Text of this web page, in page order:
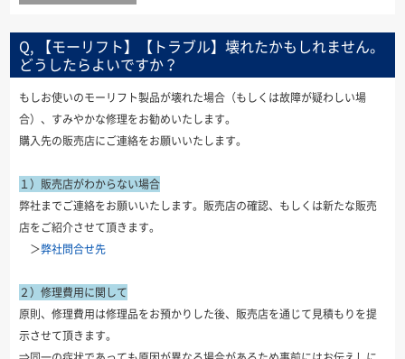
Q, 【モーリフト】【トラブル】壊れたかもしれません。
どうしたらよいですか？
もしお使いのモーリフト製品が壊れた場合（もしくは故障が疑わしい場
合）、すみやかな修理をお勧めいたします。
購入先の販売店にご連絡をお願いいたします。
１）販売店がわからない場合
弊社までご連絡をお願いいたします。販売店の確認、もしくは新たな販売
店をご紹介させて頂きます。
＞弊社問合せ先
２）修理費用に関して
原則、修理費用は修理品をお預かりした後、販売店を通じて見積もりを提
示させて頂きます。